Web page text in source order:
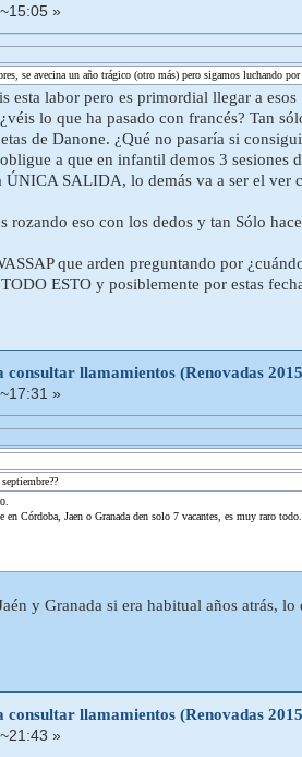
»
se avecina un año trágico (otro más) pero sigamos luchando por
esta labor pero es primordial llegar a
lo que ha pasado con francés? Tan
de Danone. ¿Qué no pasaría si
a que en infantil demos 3 sesiones
ÚNICA SALIDA, lo demás va a ser el ver
rozando eso con los dedos y tan Sólo
que arden preguntando por
ESTO y posiblemente por estas
llamamientos (Renovadas
»
en Córdoba, Jaen o Granada den solo 7 vacantes, es muy raro
y Granada si era habitual años atrás,
llamamientos (Renovadas
»